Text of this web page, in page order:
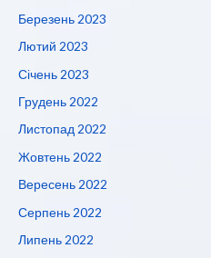
Березень 2023
Лютий 2023
Січень 2023
Грудень 2022
Листопад 2022
Жовтень 2022
Вересень 2022
Серпень 2022
Липень 2022